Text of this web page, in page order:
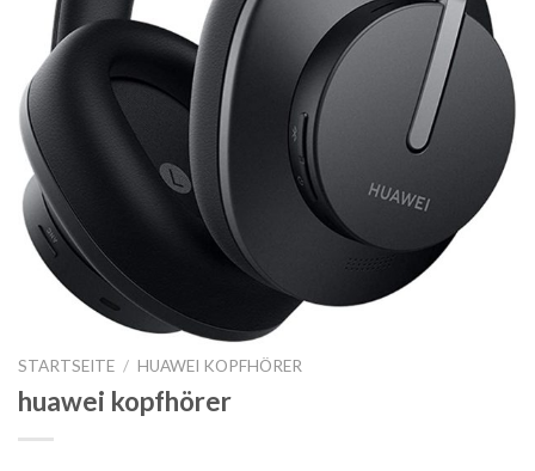
STARTSEITE / HUAWEI KOPFHÖRER
huawei kopfhörer